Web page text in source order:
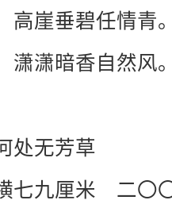
高崖垂碧任情青
潇潇暗香自然风
处无芳草
七九厘米 二〇